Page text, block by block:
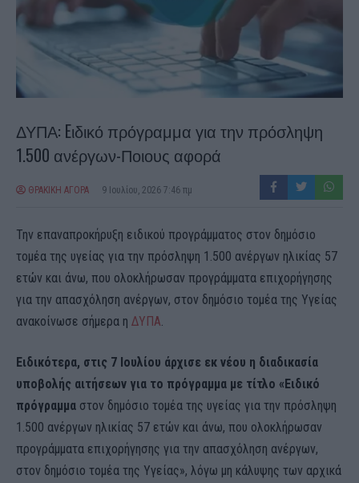
ΔΥΠΑ: Eιδικό πρόγραμμα για την πρόσληψη
1.500 ανέργων-Ποιους αφορά
ΘΡΑΚΙΚΗ ΑΓΟΡΑ 9 Ιουλίου, 2026 7:46 πμ
Την επαναπροκήρυξη ειδικού προγράμματος στον δημόσιο
τομέα της υγείας για την πρόσληψη 1.500 ανέργων ηλικίας 57
ετών και άνω, που ολοκλήρωσαν προγράμματα επιχορήγησης
για την απασχόληση ανέργων, στον δημόσιο τομέα της Υγείας
ανακοίνωσε σήμερα η ΔΥΠΑ
Ειδικότερα, στις 7 Ιουλίου άρχισε εκ νέου η διαδικασία
υποβολής αιτήσεων για το πρόγραμμα με τίτλο «Ειδικό
πρόγραμμα στον δημόσιο τομέα της υγείας για την πρόσληψη
1.500 ανέργων ηλικίας 57 ετών και άνω, που ολοκλήρωσαν
προγράμματα επιχορήγησης για την απασχόληση ανέργων,
στον δημόσιο τομέα της Υγείας», λόγω μη κάλυψης των αρχικά